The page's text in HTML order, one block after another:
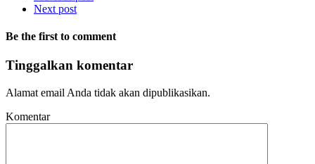
Next post
Be the first to comment
Tinggalkan komentar
Alamat email Anda tidak akan dipublikasikan.
Komentar